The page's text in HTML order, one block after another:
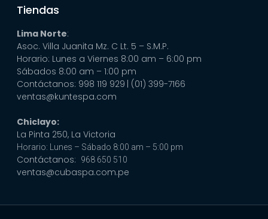
Tiendas
Lima Norte:
Asoc. Villa Juanita Mz. C Lt. 5 – S.M.P.
Horario: Lunes a Viernes 8:00 am – 6:00 pm
Sábados 8:00 am – 1:00 pm
Contáctanos: 998 119 929 | (01) 399-7166
ventas@kuntespa.com
Chiclayo:
La Pinta 250, La Victoria
Horario: Lunes – Sábado 8:00 am – 5:00 pm
Contáctanos: 968 650 510
ventas@cubaspa.com.pe